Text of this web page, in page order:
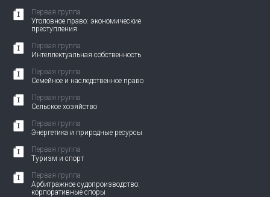
Первая группа
Уголовное право: экономические
преступления
Первая группа
Интеллектуальная собственность
Первая группа
Семейное и наследственное право
Первая группа
Сельское хозяйство
Первая группа
Энергетика и природные ресурсы
Первая группа
Туризм и спорт
Первая группа
Арбитражное судопроизводство:
корпоративные споры